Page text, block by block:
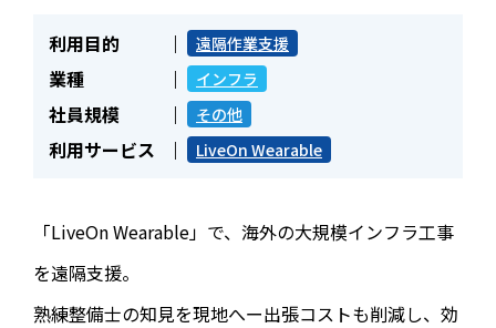
利用目的 遠隔作業支援
業種 インフラ
社員規模 その他
利用サービス LiveOn Wearable
「LiveOn Wearable」で、海外の大規模インフラ工事
を遠隔支援。
熟練整備士の知見を現地へー出張コストも削減し、効